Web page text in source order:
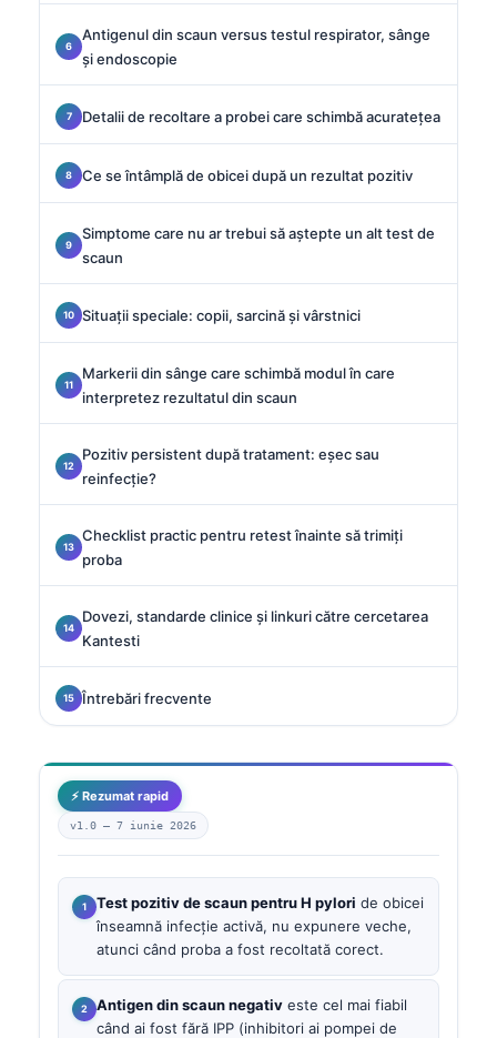
Antigenul din scaun versus testul respirator, sânge
și endoscopie
Detalii de recoltare a probei care schimbă acuratețea
Ce se întâmplă de obicei după un rezultat pozitiv
Simptome care nu ar trebui să aștepte un alt test de
scaun
Situații speciale: copii, sarcină și vârstnici
Markerii din sânge care schimbă modul în care
interpretez rezultatul din scaun
Pozitiv persistent după tratament: eșec sau
reinfecție?
Checklist practic pentru retest înainte să trimiți
proba
Dovezi, standarde clinice și linkuri către cercetarea
Kantesti
Întrebări frecvente
⚡ Rezumat rapid
v1.0 — 7 iunie 2026
Test pozitiv de scaun pentru H pylori de obicei
înseamnă infecție activă, nu expunere veche,
atunci când proba a fost recoltată corect.
Antigen din scaun negativ este cel mai fiabil
când ai fost fără IPP (inhibitori ai pompei de